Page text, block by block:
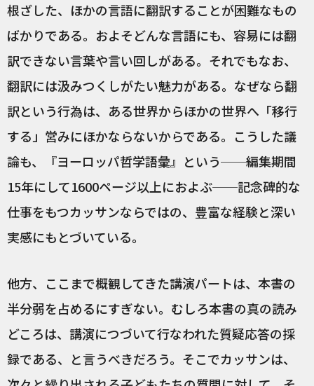
根ざした、ほかの言語に翻訳することが困難なもの
ばかりである。およそどんな言語にも、容易には翻
訳できない言葉や言い回しがある。それでもなお、
翻訳には汲みつくしがたい魅力がある。なぜなら翻
訳という行為は、ある世界からほかの世界へ「移行
する」営みにほかならないからである。こうした議
論も、『ヨーロッパ哲学語彙』という──編集期間
15年にして1600ページ以上におよぶ──記念碑的な
仕事をもつカッサンならではの、豊富な経験と深い
実感にもとづいている。
他方、ここまで概観してきた講演パートは、本書の
半分弱を占めるにすぎない。むしろ本書の真の読み
どころは、講演につづいて行なわれた質疑応答の採
録である、と言うべきだろう。そこでカッサンは、